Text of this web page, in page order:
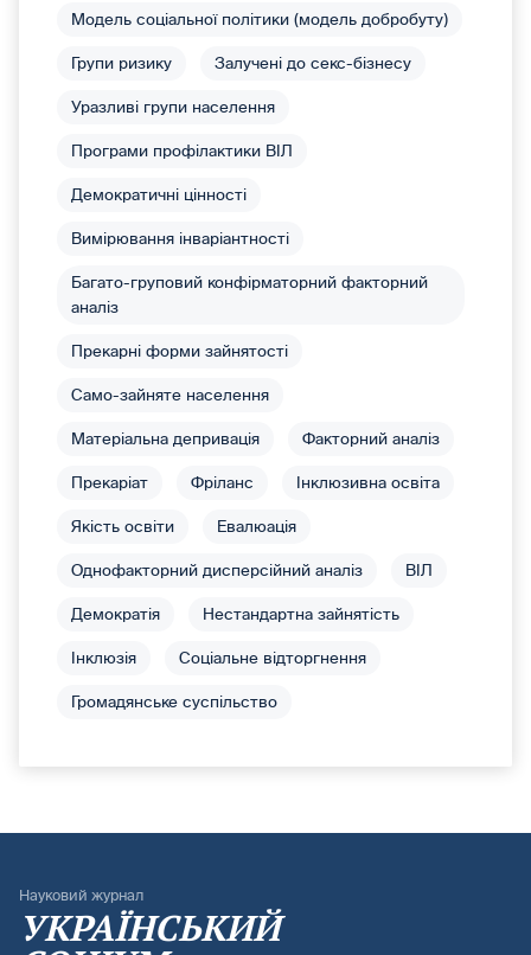
Модель соціальної політики (модель добробуту)
Групи ризику Залучені до секс-бізнесу
Уразливі групи населення
Програми профілактики ВІЛ
Демократичні цінності
Вимірювання інваріантності
Багато-груповий конфірматорний факторний
аналіз
Прекарні форми зайнятості
Само-зайняте населення
Матеріальна депривація Факторний аналіз
Прекаріат Фріланс Інклюзивна освіта
Якість освіти Евалюація
Однофакторний дисперсійний аналіз ВІЛ
Демократія Нестандартна зайнятість
Інклюзія Соціальне відторгнення
Громадянське суспільство
Науковий журнал
УКРАЇНСЬКИЙ